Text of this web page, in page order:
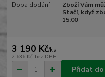
Doba dodání
Zboží Vám
Stačí, když
15:00
3 190 Kč/ks
2 636 Kč bez DPH
Přidat